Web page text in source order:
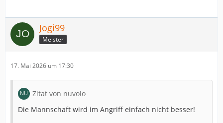
Jogi99
Meister
17. Mai 2026 um 17:30
Zitat von nuvolo
Die Mannschaft wird im Angriff einfach nicht besser!